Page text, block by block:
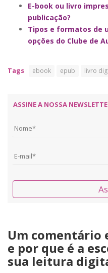
E-book ou livro
publicação?
Tipos e formatos de
opções do Clube de
Tags ebook epub livro
ASSINE A NOSSA
Um comentário
e por que é a
sua leitura